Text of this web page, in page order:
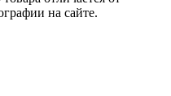
на сайте.